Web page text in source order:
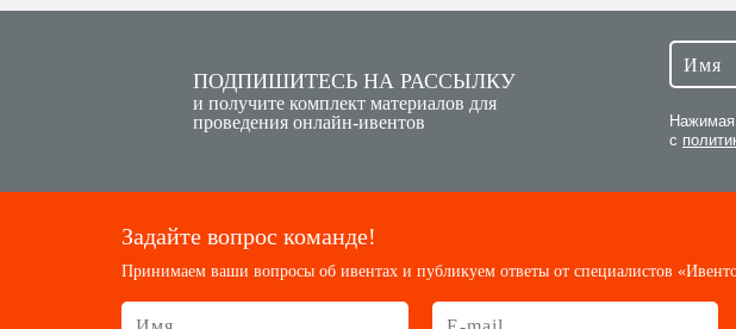
ПОДПИШИТЕСЬ НА РАССЫЛКУ
и получите комплект материалов для
проведения онлайн-ивентов
Нажимая
с
Задайте вопрос команде!
Принимаем ваши вопросы об ивентах и публикуем ответы от специалистов